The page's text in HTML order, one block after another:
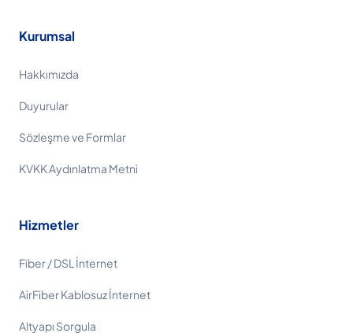
Kurumsal
Hakkımızda
Duyurular
Sözleşme ve Formlar
KVKK Aydınlatma Metni
Hizmetler
Fiber / DSL İnternet
AirFiber Kablosuz İnternet
Altyapı Sorgula